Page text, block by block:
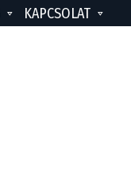
KAPCSOLAT